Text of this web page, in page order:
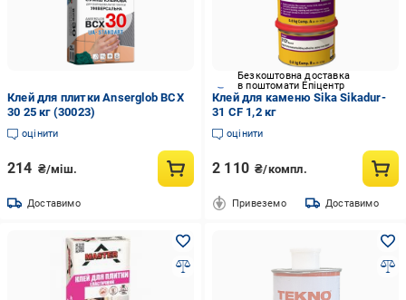
Клей для плитки Anserglob ВСХ
30 25 кг (30023)
оцінити
214 ₴/міш.
Доставимо
Безкоштовна доставка
в поштомати Епіцентр
Клей для каменю Sika Sikadur-
31 CF 1,2 кг
оцінити
2 110 ₴/компл.
Привеземо Доставимо